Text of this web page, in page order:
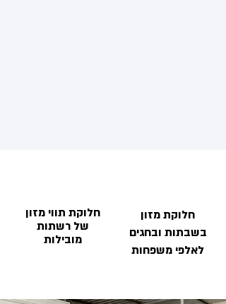
חלוקת תווי מזון
של רשתות
מובילות
חלוקת מזון
בשבתות ובחגים
לאלפי משפחות